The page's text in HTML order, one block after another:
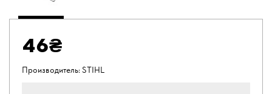
46₴
Производитель:STIHL